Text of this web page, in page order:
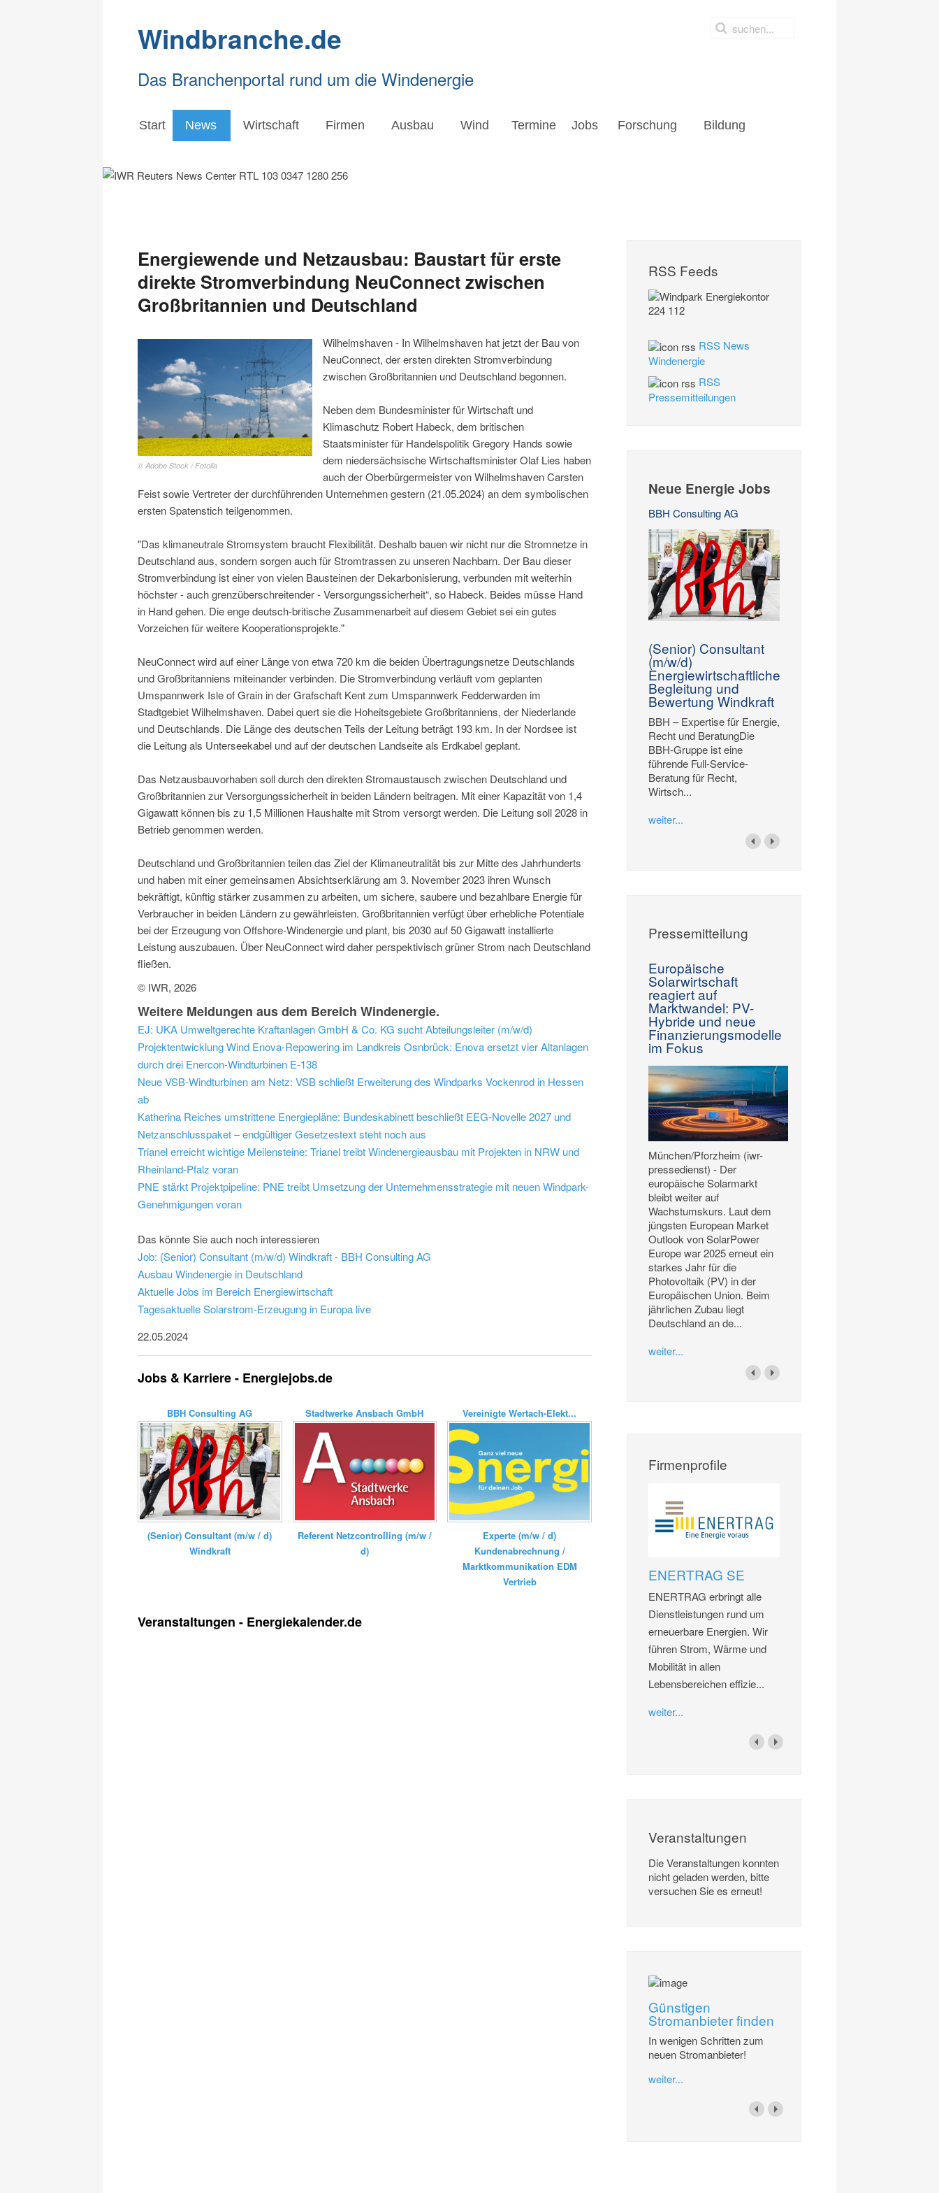
Windbranche.de
Das Branchenportal rund um die Windenergie
Start News Wirtschaft Firmen Ausbau Wind Termine Jobs Forschung Bildung
Energiewende und Netzausbau: Baustart für erste
direkte Stromverbindung NeuConnect zwischen
Großbritannien und Deutschland
© Adobe Stock / Fotolia
Wilhelmshaven - In Wilhelmshaven hat jetzt der Bau von
NeuConnect, der ersten direkten Stromverbindung
zwischen Großbritannien und Deutschland begonnen.
Neben dem Bundesminister für Wirtschaft und
Klimaschutz Robert Habeck, dem britischen
Staatsminister für Handelspolitik Gregory Hands sowie
dem niedersächsische Wirtschaftsminister Olaf Lies haben
auch der Oberbürgermeister von Wilhelmshaven Carsten
Feist sowie Vertreter der durchführenden Unternehmen gestern (21.05.2024) an dem symbolischen
ersten Spatenstich teilgenommen.
"Das klimaneutrale Stromsystem braucht Flexibilität. Deshalb bauen wir nicht nur die Stromnetze in
Deutschland aus, sondern sorgen auch für Stromtrassen zu unseren Nachbarn. Der Bau dieser
Stromverbindung ist einer von vielen Bausteinen der Dekarbonisierung, verbunden mit weiterhin
höchster - auch grenzüberschreitender - Versorgungssicherheit“, so Habeck. Beides müsse Hand
in Hand gehen. Die enge deutsch-britische Zusammenarbeit auf diesem Gebiet sei ein gutes
Vorzeichen für weitere Kooperationsprojekte."
NeuConnect wird auf einer Länge von etwa 720 km die beiden Übertragungsnetze Deutschlands
und Großbritanniens miteinander verbinden. Die Stromverbindung verläuft vom geplanten
Umspannwerk Isle of Grain in der Grafschaft Kent zum Umspannwerk Fedderwarden im
Stadtgebiet Wilhelmshaven. Dabei quert sie die Hoheitsgebiete Großbritanniens, der Niederlande
und Deutschlands. Die Länge des deutschen Teils der Leitung beträgt 193 km. In der Nordsee ist
die Leitung als Unterseekabel und auf der deutschen Landseite als Erdkabel geplant.
Das Netzausbauvorhaben soll durch den direkten Stromaustausch zwischen Deutschland und
Großbritannien zur Versorgungssicherheit in beiden Ländern beitragen. Mit einer Kapazität von 1,4
Gigawatt können bis zu 1,5 Millionen Haushalte mit Strom versorgt werden. Die Leitung soll 2028 in
Betrieb genommen werden.
Deutschland und Großbritannien teilen das Ziel der Klimaneutralität bis zur Mitte des Jahrhunderts
und haben mit einer gemeinsamen Absichtserklärung am 3. November 2023 ihren Wunsch
bekräftigt, künftig stärker zusammen zu arbeiten, um sichere, saubere und bezahlbare Energie für
Verbraucher in beiden Ländern zu gewährleisten. Großbritannien verfügt über erhebliche Potentiale
bei der Erzeugung von Offshore-Windenergie und plant, bis 2030 auf 50 Gigawatt installierte
Leistung auszubauen. Über NeuConnect wird daher perspektivisch grüner Strom nach Deutschland
fließen.
© IWR, 2026
Weitere Meldungen aus dem Bereich Windenergie.
EJ: UKA Umweltgerechte Kraftanlagen GmbH & Co. KG sucht Abteilungsleiter (m/w/d)
Projektentwicklung Wind Enova-Repowering im Landkreis Osnbrück: Enova ersetzt vier Altanlagen
durch drei Enercon-Windturbinen E-138
Neue VSB-Windturbinen am Netz: VSB schließt Erweiterung des Windparks Vockenrod in Hessen
ab
Katherina Reiches umstrittene Energiepläne: Bundeskabinett beschließt EEG-Novelle 2027 und
Netzanschlusspaket – endgültiger Gesetzestext steht noch aus
Trianel erreicht wichtige Meilensteine: Trianel treibt Windenergieausbau mit Projekten in NRW und
Rheinland-Pfalz voran
PNE stärkt Projektpipeline: PNE treibt Umsetzung der Unternehmensstrategie mit neuen Windpark-
Genehmigungen voran
Das könnte Sie auch noch interessieren
Job: (Senior) Consultant (m/w/d) Windkraft - BBH Consulting AG
Ausbau Windenergie in Deutschland
Aktuelle Jobs im Bereich Energiewirtschaft
Tagesaktuelle Solarstrom-Erzeugung in Europa live
22.05.2024
Jobs & Karriere - Energiejobs.de
BBH Consulting AG
(Senior) Consultant (m/w / d)
Windkraft
Stadtwerke Ansbach GmbH
Referent Netzcontrolling (m/w /
d)
Vereinigte Wertach-Elekt...
Experte (m/w / d)
Kundenabrechnung /
Marktkommunikation EDM
Vertrieb
Veranstaltungen - Energiekalender.de
RSS Feeds
RSS News
Windenergie
RSS
Pressemitteilungen
Neue Energie Jobs
BBH Consulting AG
(Senior) Consultant
(m/w/d)
Energiewirtschaftliche
Begleitung und
Bewertung Windkraft
BBH – Expertise für Energie,
Recht und BeratungDie
BBH-Gruppe ist eine
führende Full-Service-
Beratung für Recht,
Wirtsch...
weiter...
Pressemitteilung
Europäische
Solarwirtschaft
reagiert auf
Marktwandel: PV-
Hybride und neue
Finanzierungsmodelle
im Fokus
München/Pforzheim (iwr-
pressedienst) - Der
europäische Solarmarkt
bleibt weiter auf
Wachstumskurs. Laut dem
jüngsten European Market
Outlook von SolarPower
Europe war 2025 erneut ein
starkes Jahr für die
Photovoltaik (PV) in der
Europäischen Union. Beim
jährlichen Zubau liegt
Deutschland an de...
weiter...
Firmenprofile
ENERTRAG SE
ENERTRAG erbringt alle
Dienstleistungen rund um
erneuerbare Energien. Wir
führen Strom, Wärme und
Mobilität in allen
Lebensbereichen effizie...
weiter...
Veranstaltungen
Die Veranstaltungen konnten
nicht geladen werden, bitte
versuchen Sie es erneut!
Günstigen
Stromanbieter finden
In wenigen Schritten zum
neuen Stromanbieter!
weiter...